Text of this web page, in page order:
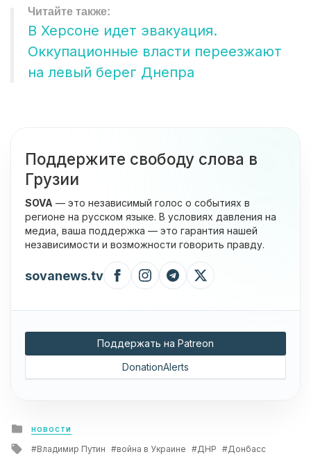
В Херсоне идет эвакуация.
Оккупационные власти переезжают
на левый берег Днепра
Поддержите свободу слова в
Грузии
SOVA — это независимый голос о событиях в
регионе на русском языке. В условиях давления на
медиа, ваша поддержка — это гарантия нашей
независимости и возможности говорить правду.
sovanews.tv
Поддержать на Patreon
DonationAlerts
Posted
in
НОВОСТИ
Tagged
Владимир Путин война в Украине ДНР
Донбасс